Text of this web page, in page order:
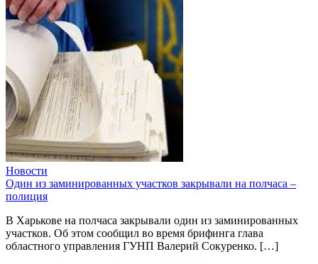
Новости
Один из заминированных участков закрывали на полчаса –
полиция
В Харькове на полчаса закрывали один из заминированных
участков. Об этом сообщил во время брифинга глава
областного управления ГУНП Валерий Сокуренко. […]